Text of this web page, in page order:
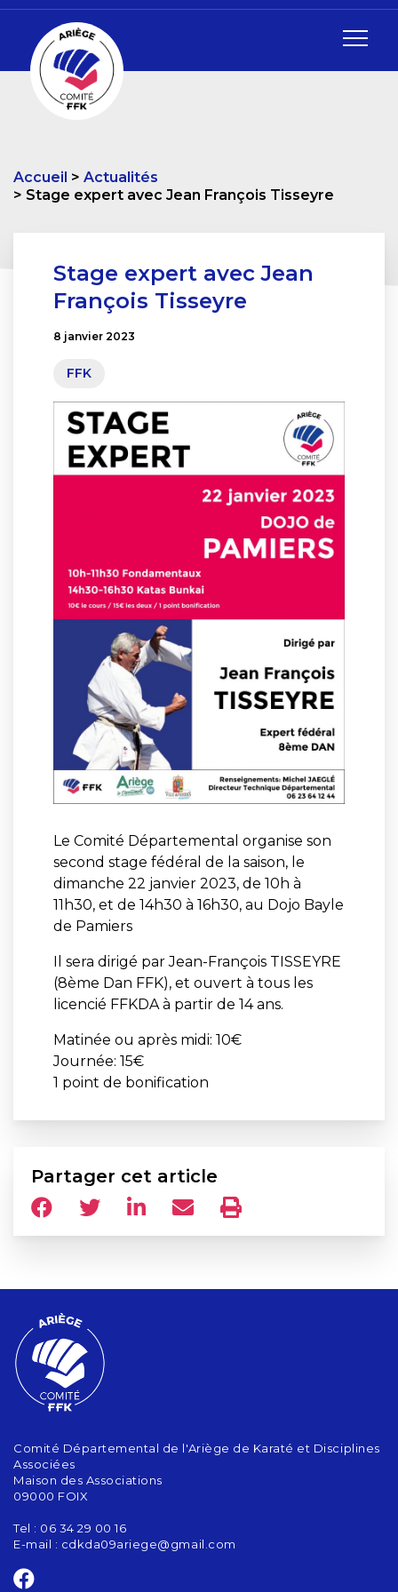
Accueil
Actualités
Stage expert avec Jean François Tisseyre
Stage expert avec Jean
François Tisseyre
8 janvier 2023
FFK
Le Comité Départemental organise son
second stage fédéral de la saison, le
dimanche 22 janvier 2023, de 10h à
11h30, et de 14h30 à 16h30, au Dojo Bayle
de Pamiers
Il sera dirigé par Jean-François TISSEYRE
(8ème Dan FFK), et ouvert à tous les
licencié FFKDA à partir de 14 ans.
Matinée ou après midi: 10€
Journée: 15€
1 point de bonification
Partager cet article
Comité Départemental de l'Ariège de Karaté et Disciplines
Associées
Maison des Associations
09000 FOIX
Tel : 06 34 29 00 16
E-mail : cdkda09ariege@gmail.com